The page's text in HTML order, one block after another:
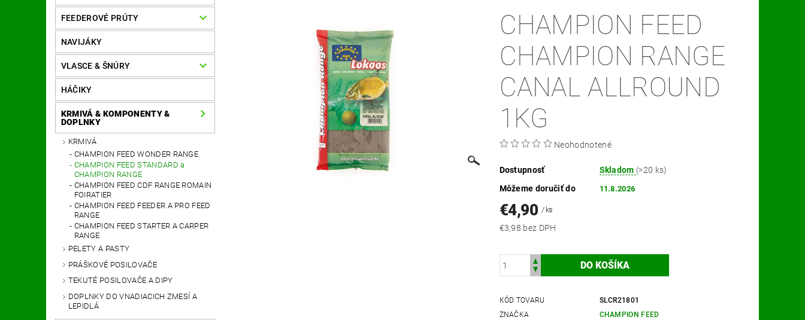
FEEDEROVÉ PRÚTY
NAVIJÁKY
VLASCE & ŠNÚRY
HÁČIKY
KRMIVÁ & KOMPONENTY &
DOPLNKY
KRMIVÁ
CHAMPION FEED WONDER RANGE
CHAMPION FEED STANDARD a
CHAMPION RANGE
CHAMPION FEED CDF RANGE ROMAIN
FOIRATIER
CHAMPION FEED FEEDER A PRO FEED
RANGE
CHAMPION FEED STARTER A CARPER
RANGE
PELETY A PASTY
PRÁŠKOVÉ POSILOVAČE
TEKUTÉ POSILOVAČE A DIPY
DOPLNKY DO VNADIACICH ZMESÍ A
LEPIDLÁ
CHAMPION FEED
CHAMPION RANGE
CANAL ALLROUND
1KG
Neohodnotené
Dostupnosť Skladom (>20 ks)
Môžeme doručiť do
11.8.2026
€4,90 / ks
€3,98 bez DPH
KÓD TOVARU
SLCR21801
ZNAČKA
CHAMPION FEED